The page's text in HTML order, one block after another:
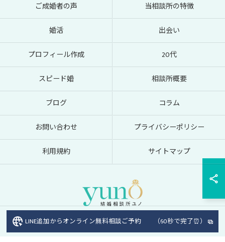
LINE追加からオンライン無料相談ご予約 （60秒で完了⏰）
ご成婚者の声 当相談所の特徴
婚活 出会い
プロフィール作成 20代
スピード婚 相談所概要
ブログ コラム
お問い合わせ プライバシーポリシー
利用規約 サイトマップ
© 2026 オンラインの結婚相談所なら結婚相談所ユノ ALL RIGHTS RESERVED.